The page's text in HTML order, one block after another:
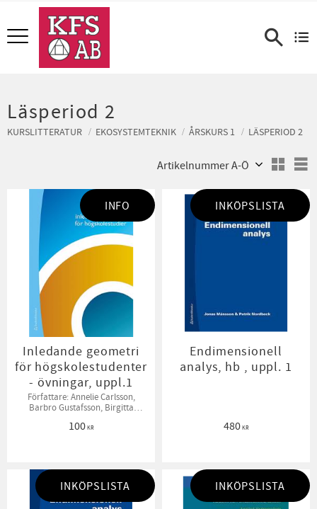
Meny
Läsperiod 2
KURSLITTERATUR EKOSYSTEMTEKNIK ÅRSKURS 1 LÄSPERIOD 2
Inledande geometri
för högskolestudenter
- övningar, uppl.1
Författare: Annelie Carlsson,
Barbro Gustafsson, Birgitta
100KR
INFO
Endimensionell
analys, hb , uppl. 1
480KR
INKÖPSLISTA
INKÖPSLISTA INKÖPSLISTA